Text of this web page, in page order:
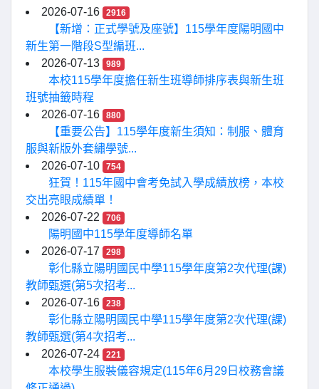
2026-07-16 2916
【新增：正式學號及座號】115學年度陽明國中
新生第一階段S型編班...
2026-07-13
989
本校115學年度擔任新生班導師排序表與新生班
班號抽籤時程
2026-07-16
880
【重要公告】115學年度新生須知：制服、體育
服與新版外套繡學號...
2026-07-10
754
狂賀！115年國中會考免試入學成績放榜，本校
交出亮眼成績單！
2026-07-22
706
陽明國中115學年度導師名單
2026-07-17
298
彰化縣立陽明國民中學115學年度第2次代理(課)
教師甄選(第5次招考...
2026-07-16
238
彰化縣立陽明國民中學115學年度第2次代理(課)
教師甄選(第4次招考...
2026-07-24
221
本校學生服裝儀容規定(115年6月29日校務會議